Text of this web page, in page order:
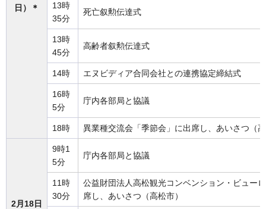
日）＊
13時
35分
死亡叙勲伝達式
13時
45分
高齢者叙勲伝達式
14時 エヌビディア合同会社との連携協定締結式
16時
5分
庁内各部局と協議
18時 異業種交流会「季節会」に出席し、あいさつ（
2月18日
9時1
5分
庁内各部局と協議
11時
30分
公益財団法人高松観光コンベンション・ビュー
席し、あいさつ（高松市）